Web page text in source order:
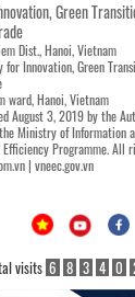
Green
Dist., Hanoi, Vietnam
Innovation, Green
ward, Hanoi, Vietnam
August 3, 2019 by the
Ministry of Information
Programme. All
| vneec.gov.vn
visits 6 8 3 4 0